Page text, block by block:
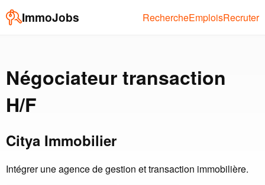
ImmoJobs RechercheEmploisRecruter
Négociateur transaction
H/F
Citya Immobilier
Intégrer une agence de gestion et transaction immobilière.